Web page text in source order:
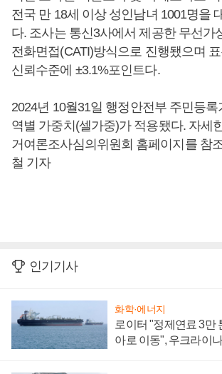
전국 만 18세 이상 성인남녀 1001명을
다. 조사는 통신3사에서 제공한 무선가
전화면접(CATI)방식으로 진행됐으며
신뢰수준에 ±3.1%포인트다.
2024년 10월31일 행정안전부 주민등록
역별 가중치(셀가중)가 적용됐다. 자세
거여론조사심의위원회 홈페이지를 참
철 기자
인기기사
화학·에너지
로이터 "정제연료 3만
아로 이동", 우크라이